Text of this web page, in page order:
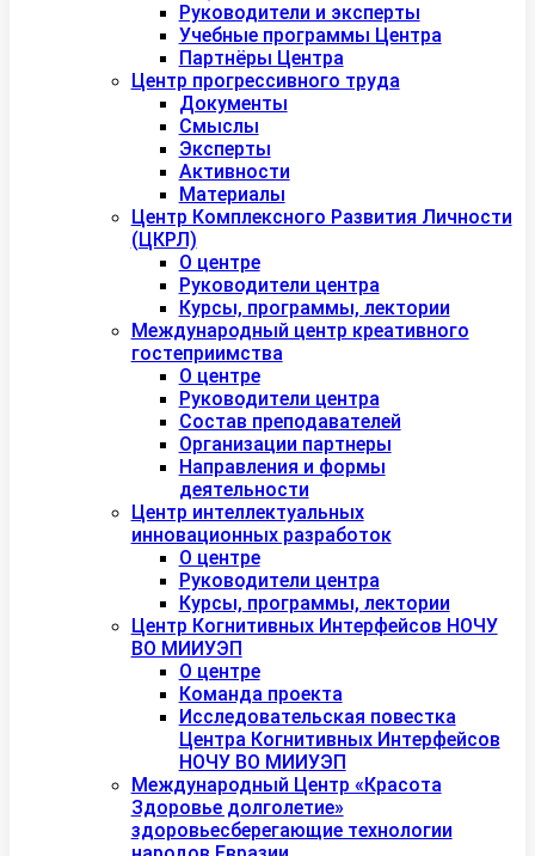
Руководители и эксперты
Учебные программы Центра
Партнёры Центра
Центр прогрессивного труда
Документы
Смыслы
Эксперты
Активности
Материалы
Центр Комплексного Развития Личности
(ЦКРЛ)
О центре
Руководители центра
Курсы, программы, лектории
Международный центр креативного
гостеприимства
О центре
Руководители центра
Состав преподавателей
Организации партнеры
Направления и формы
деятельности
Центр интеллектуальных
инновационных разработок
О центре
Руководители центра
Курсы, программы, лектории
Центр Когнитивных Интерфейсов НОЧУ
ВО МИИУЭП
О центре
Команда проекта
Исследовательская повестка
Центра Когнитивных Интерфейсов
НОЧУ ВО МИИУЭП
Международный Центр «Красота
Здоровье долголетие»
здоровьесберегающие технологии